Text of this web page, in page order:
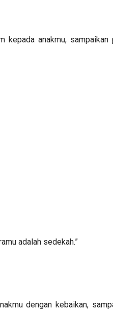
kepada anakmu, sampaikan
adalah sedekah.”
dengan kebaikan,